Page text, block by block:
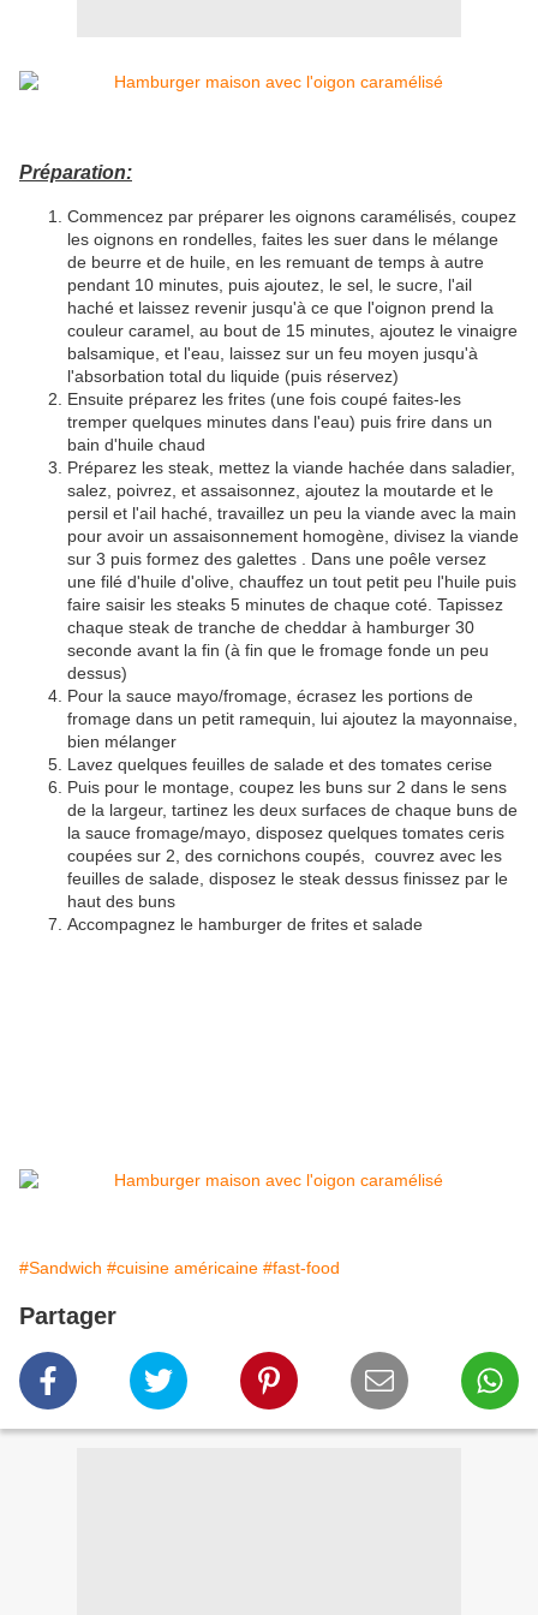
Préparation:
Commencez par préparer les oignons caramélisés, coupez
les oignons en rondelles, faites les suer dans le mélange
de beurre et de huile, en les remuant de temps à autre
pendant 10 minutes, puis ajoutez, le sel, le sucre, l'ail
haché et laissez revenir jusqu'à ce que l'oignon prend la
couleur caramel, au bout de 15 minutes, ajoutez le vinaigre
balsamique, et l'eau, laissez sur un feu moyen jusqu'à
l'absorbation total du liquide (puis réservez)
Ensuite préparez les frites (une fois coupé faites-les
tremper quelques minutes dans l'eau) puis frire dans un
bain d'huile chaud
Préparez les steak, mettez la viande hachée dans saladier,
salez, poivrez, et assaisonnez, ajoutez la moutarde et le
persil et l'ail haché, travaillez un peu la viande avec la main
pour avoir un assaisonnement homogène, divisez la viande
sur 3 puis formez des galettes . Dans une poêle versez
une filé d'huile d'olive, chauffez un tout petit peu l'huile puis
faire saisir les steaks 5 minutes de chaque coté. Tapissez
chaque steak de tranche de cheddar à hamburger 30
seconde avant la fin (à fin que le fromage fonde un peu
dessus)
Pour la sauce mayo/fromage, écrasez les portions de
fromage dans un petit ramequin, lui ajoutez la mayonnaise,
bien mélanger
Lavez quelques feuilles de salade et des tomates cerise
Puis pour le montage, coupez les buns sur 2 dans le sens
de la largeur, tartinez les deux surfaces de chaque buns de
la sauce fromage/mayo, disposez quelques tomates ceris
coupées sur 2, des cornichons coupés, couvrez avec les
feuilles de salade, disposez le steak dessus finissez par le
haut des buns
Accompagnez le hamburger de frites et salade
#Sandwich #cuisine américaine #fast-food
Partager